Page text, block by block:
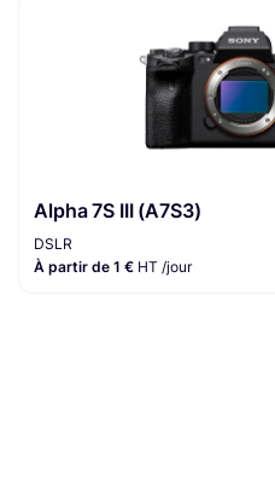
Alpha 7S III (A7S3)
DSLR
À partir de 1 € HT /jour